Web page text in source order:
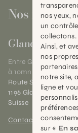
Nos
Gland
Entre Genève et
à 10mn de Nyon
Route Suisse 40
1196 Gland (VD)
Suisse
Contact et horaires
nos yeux,
un
collectons.
Ainsi, et
nos
notre site,
ligne et
sur « En